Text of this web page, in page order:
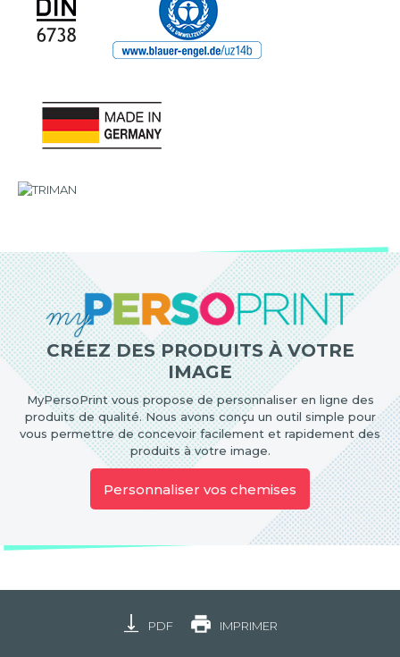
CRÉEZ DES PRODUITS À VOTRE
IMAGE
MyPersoPrint vous propose de personnaliser en ligne des
produits de qualité. Nous avons conçu un outil simple pour
vous permettre de concevoir facilement et rapidement des
produits à votre image.
Personnaliser vos chemises
PDF IMPRIMER